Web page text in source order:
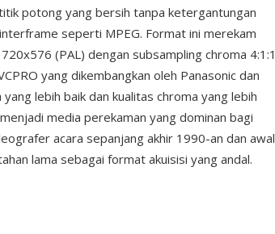
potong yang bersih tanpa ketergantungan
seperti MPEG. Format ini merekam
(PAL) dengan subsampling chroma 4:1:1
yang dikembangkan oleh Panasonic dan
lebih baik dan kualitas chroma yang lebih
media perekaman yang dominan bagi
acara sepanjang akhir 1990-an dan awal
lama sebagai format akuisisi yang andal.